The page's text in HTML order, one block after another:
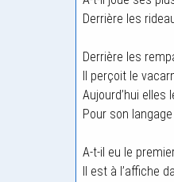
Derrière les
Derrière les
Il perçoit le
Aujourd’hui elles
Pour son
A-t-il eu le
Il est à l’affiche